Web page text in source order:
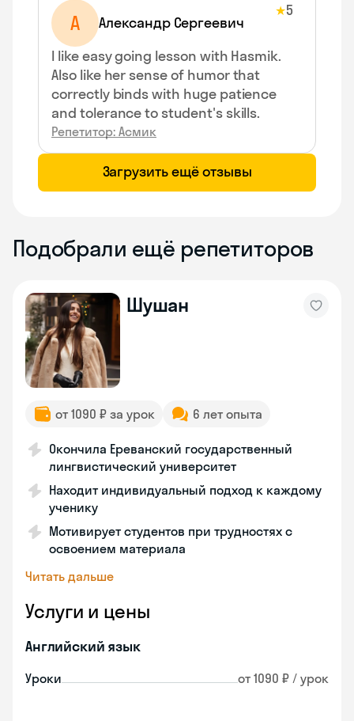
А Александр Сергеевич
★5
I like easy going lesson with Hasmik.
Also like her sense of humor that
correctly binds with huge patience
and tolerance to student's skills.
Репетитор: Асмик
Загрузить ещё отзывы
Подобрали ещё репетиторов
Шушан
от 1090 ₽ за урок 6 лет опыта
Окончила Ереванский государственный
лингвистический университет
Находит индивидуальный подход к каждому
ученику
Мотивирует студентов при трудностях с
освоением материала
Читать дальше
Услуги и цены
Английский язык
Уроки от 1090 ₽ / урок